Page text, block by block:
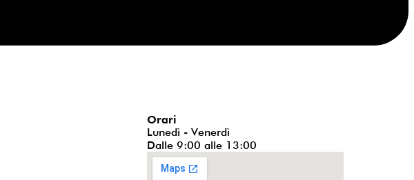
Orari
Lunedì - Venerdì
Dalle 9:00 alle 13:00